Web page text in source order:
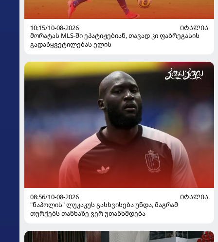
10:15/10-08-2026
ᲘᲢᲐᲚᲘᲐ
მორატას MLS-ში ეპატიჟებიან, თავად კი ფაბრეგასის
გადაწყვეტილებას ელის
08:56/10-08-2026
ᲘᲢᲐᲚᲘᲐ
"ნაპოლის" ლუკაკუს გასხვისება უნდა, მაგრამ
თურქებს თანხაზე ვერ უთანხმდება